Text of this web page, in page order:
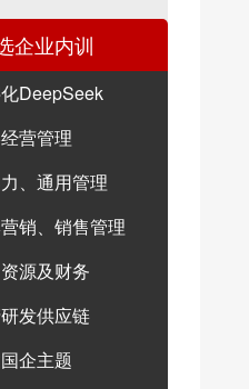
企业内训
DeepSeek
营管理
、通用管理
销、销售管理
源及财务
发供应链
企主题